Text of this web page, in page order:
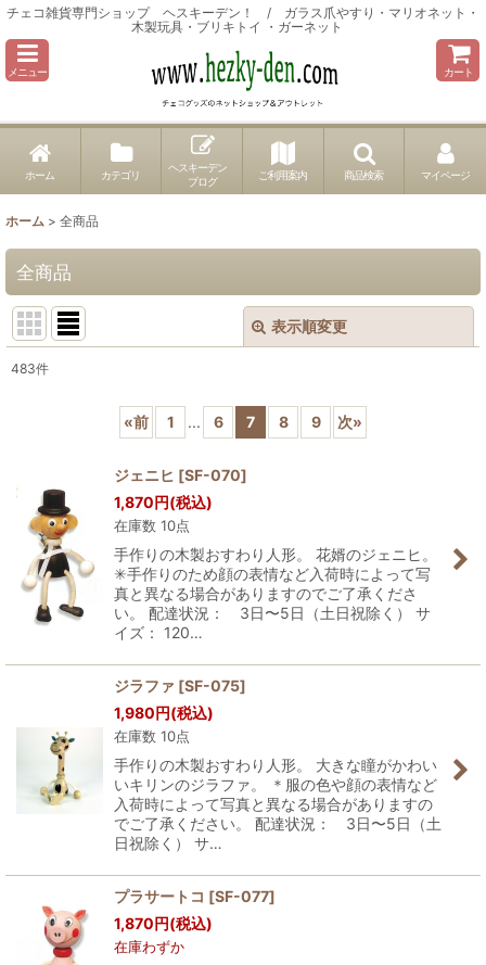
チェコ雑貨専門ショップ ヘスキーデン！ / ガラス爪やすり・マリオネット・
木製玩具・ブリキトイ ・ガーネット
メニュー カート
ホーム カテゴリ
ヘスキーデン
ブログ
ご利用案内 商品検索 マイページ
ホーム > 全商品
全商品
表示順変更
483件
«前 1 ... 6 7 8 9 次»
ジェニヒ [SF-070]
1,870円(税込)
在庫数 10点
手作りの木製おすわり人形。 花婿のジェニヒ。
✳︎手作りのため顔の表情など入荷時によって写
真と異なる場合がありますのでご了承くださ
い。 配達状況： 3日〜5日（土日祝除く） サ
イズ： 120…
ジラファ [SF-075]
1,980円(税込)
在庫数 10点
手作りの木製おすわり人形。 大きな瞳がかわい
いキリンのジラファ。 ＊服の色や顔の表情など
入荷時によって写真と異なる場合がありますの
でご了承ください。 配達状況： 3日〜5日（土
日祝除く） サ…
プラサートコ [SF-077]
1,870円(税込)
在庫わずか